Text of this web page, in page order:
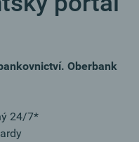
Oberbank
24/7*